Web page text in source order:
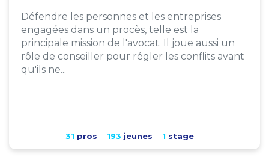
Défendre les personnes et les entreprises
engagées dans un procès, telle est la
principale mission de l'avocat. Il joue aussi un
rôle de conseiller pour régler les conflits avant
qu'ils ne...
31 pros 193 jeunes 1 stage